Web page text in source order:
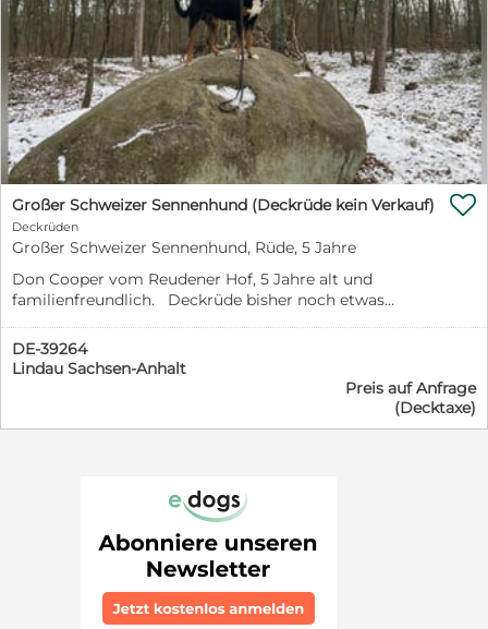
Großer Schweizer Sennenhund (Deckrüde kein Verkauf)
Deckrüden
Großer Schweizer Sennenhund, Rüde, 5 Jahre
Don Cooper vom Reudener Hof, 5 Jahre alt und
familienfreundlich. Deckrüde bisher noch etwas

DE-39264
Lindau Sachsen-Anhalt
Preis auf Anfrage
(Decktaxe)